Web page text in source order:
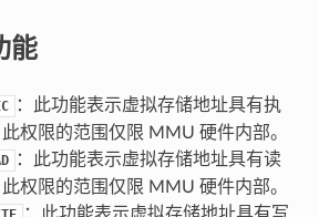
能
：此功能表示虚拟存储地址具有执
权限的范围仅限 MMU 硬件内部。
：此功能表示虚拟存储地址具有读
权限的范围仅限 MMU 硬件内部。